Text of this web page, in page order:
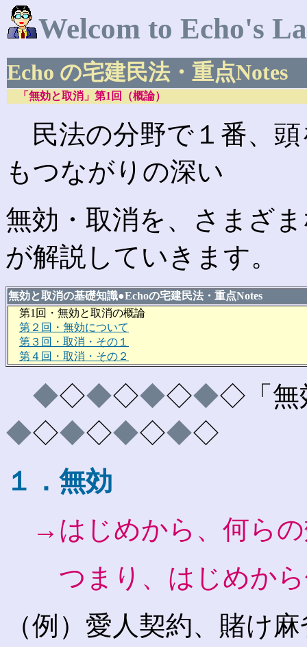
Welcom to Echo's
Echo の宅建民法・重点Notes
「無効と取消」第1回（概論）
民法の分野で１番、頭
もつながりの深い
無効・取消を、さまざ
が解説していきます。
無効と取消の基礎知識●Echoの宅建民法・重点Notes
第1回・無効と取消の概論
第２回・無効について
第３回・取消・その１
第４回・取消・その２
◆◇◆◇◆◇◆◇「無
◆◇◆◇◆◇◆◇
１．無効
→はじめから、何ら
つまり、はじめから
（例）愛人契約、賭け